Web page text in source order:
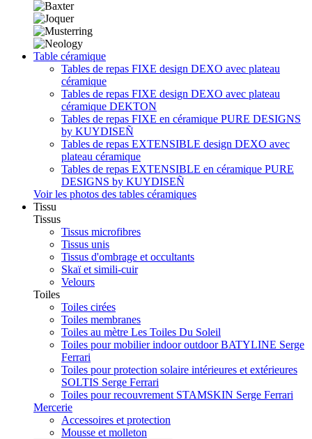
Table céramique
Tables de repas FIXE design DEXO avec plateau
céramique
Tables de repas FIXE design DEXO avec plateau
céramique DEKTON
Tables de repas FIXE en céramique PURE DESIGNS
by KUYDISEÑ
Tables de repas EXTENSIBLE design DEXO avec
plateau céramique
Tables de repas EXTENSIBLE en céramique PURE
DESIGNS by KUYDISEÑ
Voir les photos des tables céramiques
Tissu
Tissus
Tissus microfibres
Tissus unis
Tissus d'ombrage et occultants
Skaï et simili-cuir
Velours
Toiles
Toiles cirées
Toiles membranes
Toiles au mètre Les Toiles Du Soleil
Toiles pour mobilier indoor outdoor BATYLINE Serge
Ferrari
Toiles pour protection solaire intérieures et extérieures
SOLTIS Serge Ferrari
Toiles pour recouvrement STAMSKIN Serge Ferrari
Mercerie
Accessoires et protection
Mousse et molleton